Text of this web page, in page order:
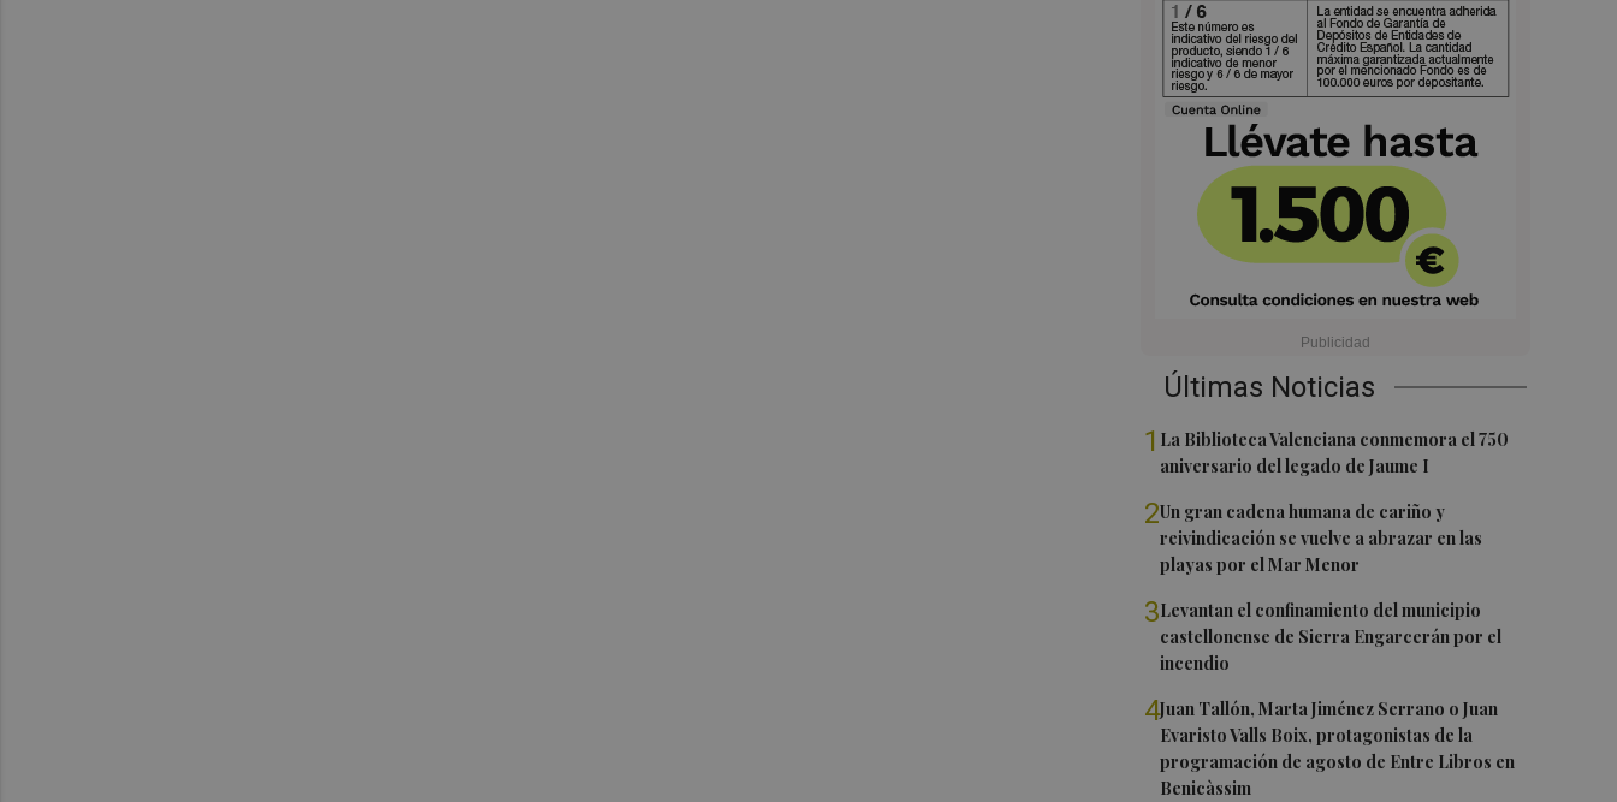
Últimas Noticias
1 La Biblioteca Valenciana conmemora el 750
aniversario del legado de Jaume I
2Un gran cadena humana de cariño y
reivindicación se vuelve a abrazar en las
playas por el Mar Menor
3Levantan el confinamiento del municipio
castellonense de Sierra Engarcerán por el
incendio
4Juan Tallón, Marta Jiménez Serrano o Juan
Evaristo Valls Boix, protagonistas de la
programación de agosto de Entre Libros en
Benicàssim